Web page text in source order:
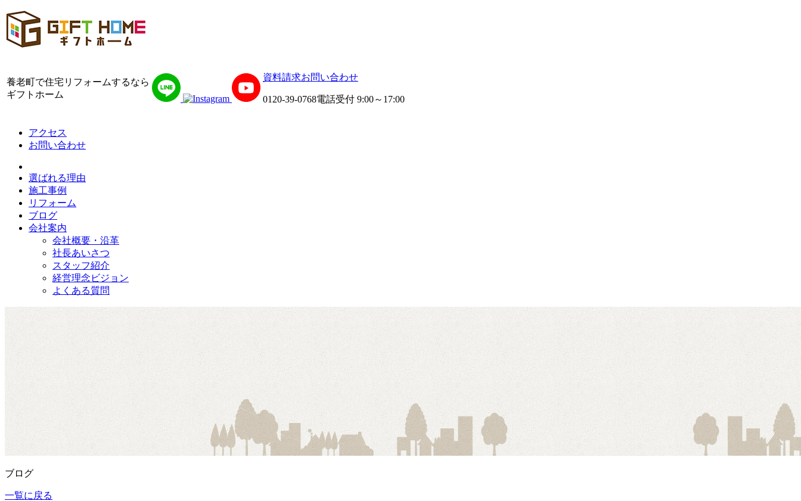
養老町で住宅リフォームするなら
ギフトホーム
資料請求お問い合わせ
0120-39-0768電話受付 9:00～17:00
アクセス
お問い合わせ
選ばれる理由
施工事例
リフォーム
ブログ
会社案内
会社概要・沿革
社長あいさつ
スタッフ紹介
経営理念ビジョン
よくある質問
ブログ
一覧に戻る